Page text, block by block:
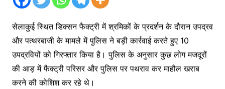
सेलाकुई स्थित डिक्सन फैक्ट्री में श्रमिकों के प्रदर्शन के दौरान उपद्रव
और पत्थरबाजी के मामले में पुलिस ने बड़ी कार्रवाई करते हुए 10
उपद्रवियों को गिरफ्तार किया है। पुलिस के अनुसार कुछ लोग मजदूरों
की आड़ में फैक्ट्री परिसर और पुलिस पर पथराव कर माहौल खराब
करने की कोशिश कर रहे थे।